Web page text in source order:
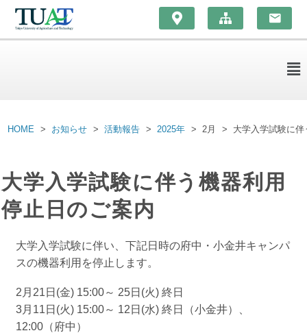
HOME お知らせ 活動報告 2025年 2月 大学入学試験に
大学入学試験に伴う機器利用
停止日のご案内
大学入学試験に伴い、下記日時の府中・小金井キャンパ
スの機器利用を停止します。
2月21日(金) 15:00～ 25日(火) 終日
3月11日(火) 15:00～ 12日(水) 終日（小金井）、
12:00（府中）